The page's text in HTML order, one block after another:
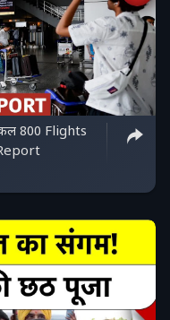
800 Flights